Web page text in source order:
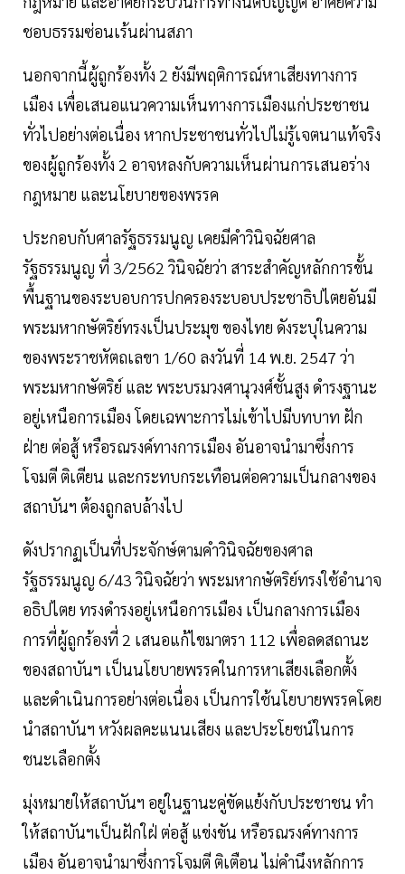
ชอบธรรมซ่อนเร้นผ่านสภา
นอกจากนี้ผู้ถูกร้องทั้ง 2 ยังมีพฤติการณ์หาเสียงทางการ
เมือง เพื่อเสนอแนวความเห็นทางการเมืองแก่ประชาชน
ทั่วไปอย่างต่อเนื่อง หากประชาชนทั่วไปไม่รู้เจตนาแท้จริง
ของผู้ถูกร้องทั้ง 2 อาจหลงกับความเห็นผ่านการเสนอร่าง
กฎหมาย และนโยบายของพรรค
ประกอบกับศาลรัฐธรรมนูญ เคยมีคำวินิจฉัยศาล
รัฐธรรมนูญ ที่ 3/2562 วินิจฉัยว่า สาระสำคัญหลักการขั้น
พื้นฐานของระบอบการปกครองระบอบประชาธิปไตยอันมี
พระมหากษัตริย์ทรงเป็นประมุข ของไทย ดังระบุในความ
ของพระราชหัตถเลขา 1/60 ลงวันที่ 14 พ.ย. 2547 ว่า
พระมหากษัตริย์ และ พระบรมวงศานุวงศ์ชั้นสูง ดำรงฐานะ
อยู่เหนือการเมือง โดยเฉพาะการไม่เข้าไปมีบทบาท ฝัก
ฝ่าย ต่อสู้ หรือรณรงค์ทางการเมือง อันอาจนำมาซึ่งการ
โจมตี ติเตียน และกระทบกระเทือนต่อความเป็นกลางของ
สถาบันฯ ต้องถูกลบล้างไป
ดังปรากฏเป็นที่ประจักษ์ตามคำวินิจฉัยของศาล
รัฐธรรมนูญ 6/43 วินิจฉัยว่า พระมหากษัตริย์ทรงใช้อำนาจ
อธิปไตย ทรงดำรงอยู่เหนือการเมือง เป็นกลางการเมือง
การที่ผู้ถูกร้องที่ 2 เสนอแก้ไขมาตรา 112 เพื่อลดสถานะ
ของสถาบันฯ เป็นนโยบายพรรคในการหาเสียงเลือกตั้ง
และดำเนินการอย่างต่อเนื่อง เป็นการใช้นโยบายพรรคโดย
นำสถาบันฯ หวังผลคะแนนเสียง และประโยชน์ในการ
ชนะเลือกตั้ง
มุ่งหมายให้สถาบันฯ อยู่ในฐานะคู่ขัดแย้งกับประชาชน ทำ
ให้สถาบันฯเป็นฝักใฝ่ ต่อสู้ แข่งขัน หรือรณรงค์ทางการ
เมือง อันอาจนำมาซึ่งการโจมตี ติเตือน ไม่คำนึงหลักการ